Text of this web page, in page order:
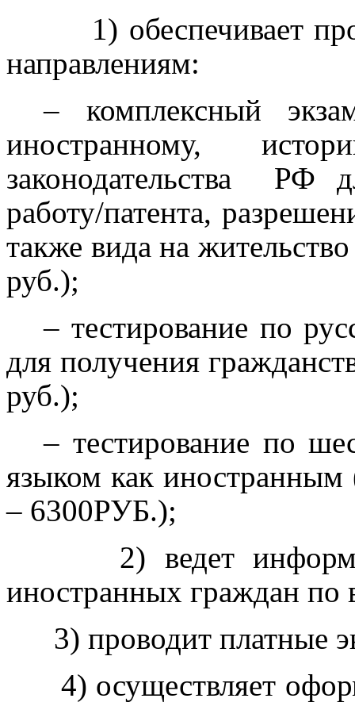
1) обеспечивает
направлениям:
– комплексный
иностранному,
законодательства
РФ
работу/патента,
также вида на
руб.);
– тестирование по
для получения
руб.);
– тестирование по
языком как
– 6300РУБ.);
2) ведет
иностранных граждан по
3) проводит платные
4) осуществляет